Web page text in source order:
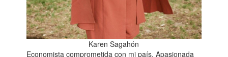
Karen Sagahón
Economista comprometida con mi país. Apasionada